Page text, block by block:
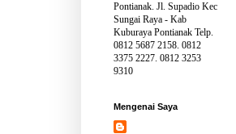
Pontianak. Jl. Supadio Kec
Sungai Raya - Kab
Kuburaya Pontianak Telp.
0812 5687 2158. 0812
3375 2227. 0812 3253
9310
Mengenai Saya